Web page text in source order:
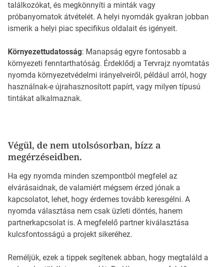
találkozókat, és megkönnyíti a minták vagy
próbanyomatok átvételét. A helyi nyomdák gyakran jobban
ismerik a helyi piac specifikus oldalait és igényeit.
Környezettudatosság: Manapság egyre fontosabb a
környezeti fenntarthatóság. Érdeklődj a Tervrajz nyomtatás
nyomda környezetvédelmi irányelveiről, például arról, hogy
használnak-e újrahasznosított papírt, vagy milyen típusú
tintákat alkalmaznak.
Végül, de nem utolsósorban, bízz a
megérzéseidben.
Ha egy nyomda minden szempontból megfelel az
elvárásaidnak, de valamiért mégsem érzed jónak a
kapcsolatot, lehet, hogy érdemes tovább keresgélni. A
nyomda választása nem csak üzleti döntés, hanem
partnerkapcsolat is. A megfelelő partner kiválasztása
kulcsfontosságú a projekt sikeréhez.
Reméljük, ezek a tippek segítenek abban, hogy megtaláld a